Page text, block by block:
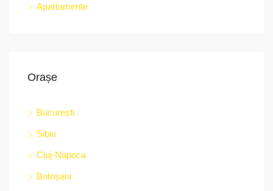
Apartamente
Orașe
București
Sibiu
Cluj-Napoca
Botoșani